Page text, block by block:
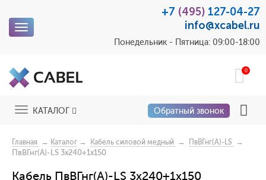
Toggle
+7 (495) 127-04-27
info@xcabel.ru
Понедельник - Пятница: 09:00-18:00
0
ToggleКАТАЛОГ Обратный звонок
Главная → Каталог → Кабель силовой медный → ПвВГнг(A)-LS
→
ПвВГнг(A)-LS 3x240+1x150
Кабель ПвВГнг(A)-LS 3x240+1x150